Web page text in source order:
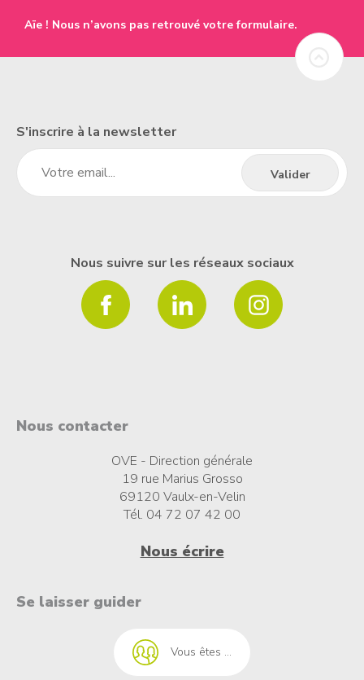
Aïe ! Nous n’avons pas retrouvé votre formulaire.
S'inscrire à la newsletter
Nous suivre sur les réseaux sociaux
Nous contacter
OVE - Direction générale
19 rue Marius Grosso
69120 Vaulx-en-Velin
Tél. 04 72 07 42 00
Nous écrire
Se laisser guider
Vous êtes ...